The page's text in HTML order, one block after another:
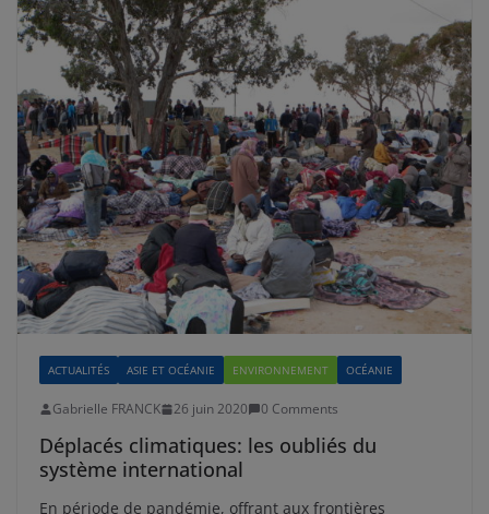
ACTUALITÉS ASIE ET OCÉANIE ENVIRONNEMENT OCÉANIE
Gabrielle FRANCK 26 juin 2020 0 Comments
Déplacés climatiques: les oubliés du
système international
En période de pandémie, offrant aux frontières